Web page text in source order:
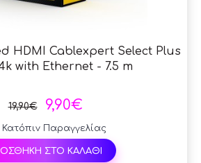
HDMI Cablexpert Select Plus
with Ethernet - 7.5 m
19,90€ 9,90€
Κατόπιν Παραγγελίας
ΣΤΟ ΚΑΛΑΘΙ